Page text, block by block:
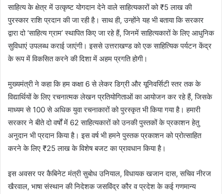
साहित्य के क्षेत्र में उत्कृष्ट योगदान देने वाले साहित्यकारों को ₹5 लाख की
पुरस्कार राशि प्रदान की जा रही है। साथ ही, उन्होंने यह भी बताया कि सरकार
द्वारा दो ‘साहित्य ग्राम’ स्थापित किए जा रहे हैं, जिनमें साहित्यकारों के लिए आधुनिक
सुविधाएं उपलब्ध कराई जाएंगी। इससे उत्तराखण्ड को एक साहित्यिक पर्यटन केंद्र
के रूप में विकसित करने की दिशा में अहम प्रगति होगी।
मुख्यमंत्री ने कहा कि हम कक्षा 6 से लेकर डिग्री और यूनिवर्सिटी स्तर तक के
विद्यार्थियों के लिए रचनात्मक लेखन प्रतियोगिताओं का आयोजन कर रहे हैं, जिसके
माध्यम से 100 से अधिक युवा रचनाकारों को पुरस्कृत भी किया गया है। हमारी
सरकार ने बीते दो वर्षों में 62 साहित्यकारों को उनकी पुस्तकों के प्रकाशन हेतु
अनुदान भी प्रदान किया है। इस वर्ष भी हमने पुस्तक प्रकाशन को प्रोत्साहित
करने के लिए ₹25 लाख के विशेष बजट का प्रावधान किया है।
इस अवसर पर कैबिनेट मंत्री सुबोध उनियाल, विधायक खजान दास, सचिव नीरज
खैरवाल, भाषा संस्थान की निदेशक जसविंद्र कौर व प्रदेश के कई गणमान्य